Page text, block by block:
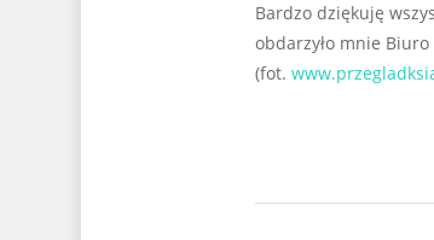
Bardzo dziękuję
obdarzyło mnie
(fot.